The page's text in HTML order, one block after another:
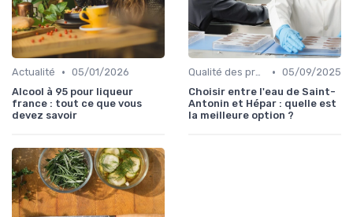
Actualité • 05/01/2026
Alcool à 95 pour liqueur
france : tout ce que vous
devez savoir
Qualité des produits • 05/09/2025
Choisir entre l'eau de Saint-
Antonin et Hépar : quelle est
la meilleure option ?